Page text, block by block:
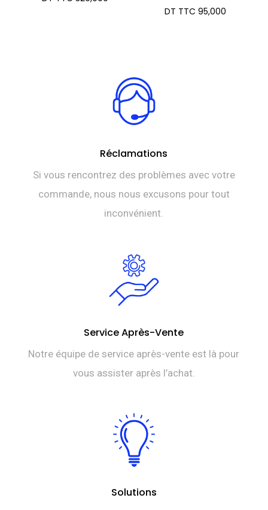
DT TTC 95,000
Réclamations
Si vous rencontrez des problèmes avec votre
commande, nous nous excusons pour tout
inconvénient.
Service Après-Vente
Notre équipe de service après-vente est là pour
vous assister après l’achat.
Solutions